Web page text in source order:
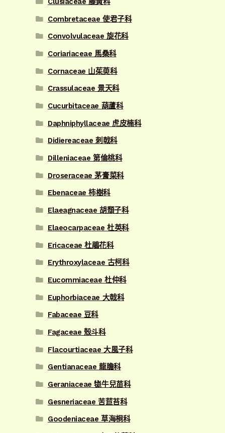
Combretaceae 使君子科
Convolvulaceae 旋花科
Coriariaceae 馬桑科
Cornaceae 山茱萸科
Crassulaceae 景天科
Cucurbitaceae 葫蘆科
Daphniphyllaceae 虎皮楠科
Didiereaceae 刺戟科
Dilleniaceae 第倫桃科
Droseraceae 茅膏菜科
Ebenaceae 柿樹科
Elaeagnaceae 胡頹子科
Elaeocarpaceae 杜英科
Ericaceae 杜鵑花科
Erythroxylaceae 古柯科
Eucommiaceae 杜仲科
Euphorbiaceae 大戟科
Fabaceae 豆科
Fagaceae 殼斗科
Flacourtiaceae 大風子科
Gentianaceae 龍膽科
Geraniaceae 牻牛兒苗科
Gesneriaceae 苦苣苔科
Goodeniaceae 草海桐科